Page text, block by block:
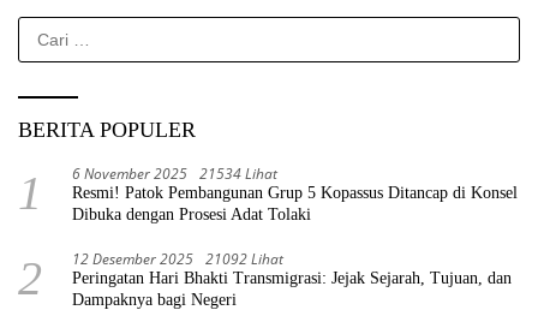
Cari
untuk:
BERITA POPULER
1 6 November 2025 21534 Lihat
Resmi! Patok Pembangunan Grup 5 Kopassus Ditancap di Konsel
Dibuka dengan Prosesi Adat Tolaki
2 12 Desember 2025 21092 Lihat
Peringatan Hari Bhakti Transmigrasi: Jejak Sejarah, Tujuan, dan
Dampaknya bagi Negeri